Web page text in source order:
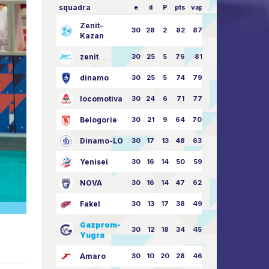
squadra e il P pts vapore
Zenit-
Kazan
30 28 2 82 87:24
zenit 30 25 5 76 81:21
dinamo 30 25 5 74 79:26
locomotiva 30 24 6 71 77:33
Belogorie 30 21 9 64 70:40
Dinamo-LO 30 17 13 48 63:57
Yenisei 30 16 14 50 59:53
NOVA 30 16 14 47 62:58
Fakel 30 13 17 38 49:62
Gazprom-
Yugra
30 12 18 34 45:63
Amaro 30 10 20 28 46:73